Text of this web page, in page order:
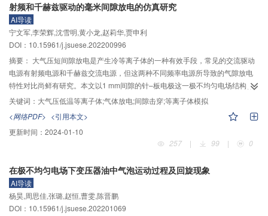
比，BNNS与ANF之间均匀堆积形成致密的砖泥结构，这种砖泥结构有助于改善
复合绝缘纸的击穿性能和力学性能；当 BNNS 填充质量分数为20%时，
BNNS/ANF 复合绝缘纸的标准击穿场强达到313.04 kV/mm，抗拉强度达到
216.64 MPa，分别是纯 ANF绝缘纸的166.47%和126.38%；此外，BNNS在
ANF网络中定向分布形成连续导热的桥联，显著提高了复合绝缘纸的导热性
能，当BNNS填充质量分数为30%时，复合绝缘纸的热导率达到5.31 W/(m·K)，
是纯ANF绝缘纸的211.55%。该复合绝缘纸具有高导热性、良好的力学性能以
及优异的电绝缘性，能有效解决设备绝缘散热问题，有望在电气设备中推广应
射频和千赫兹驱动的毫米间隙放电的仿真研究
AI导读
宁文军,李荣辉,沈雪明,黄小龙,赵莉华,贾申利
DOI：10.15961/j.jsuese.202200996
摘要： 大气压短间隙放电是产生冷等离子体的一种有效手段，常见的交流驱动
电源有射频电源和千赫兹交流电源，但这两种不同频率电源所导致的气隙放电
特性对比尚鲜有研究。本文以1 mm间隙的针–板电极这一极不均匀电场结构作
为放电气隙，将之等效为球坐标系下的1维结构，建立基于迁移–扩散近似下的
多组分、局部能量近似的经典等离子体流体模型，仿真研究了13.56 MHz射频
（RF）电源或50 kHz交流（LF）电源所驱动的1 mm氦气（混合0.1%氮气）间
隙的放电过程，关注了在1 mW和1 W这两种不同的沉积能量下的放电特性。结
果表明：RF放电在1 mW时表现为电晕放电模式，此时间隙中的带电粒子密度
明显的辉光放电特征，电极附近出现鞘层，且气隙中间存在准电中性的等离子
体区域；LF放电的起始电压幅值要高于RF，且LF放电随电压升高会较为平顺地
从电晕放电模式过渡到辉光放电模式，而不存在明显的转换过程。对两种频率
的放电而言，电晕放电模式下，潘宁电离是主要的电离路径；而辉光放电模式
关键词： 大气压低温等离子体;气体放电;间隙击穿;等离子体模拟
<网络PDF> <引用本文>
更新时间： 2024-01-10
257
| 99 | 0
在极不均匀电场下变压器油中气泡运动过程及回旋现象
AI导读
杨昊,周思佳,张璐,赵恒,曹雯,陈晋鹏
DOI：10.15961/j.jsuese.202201069